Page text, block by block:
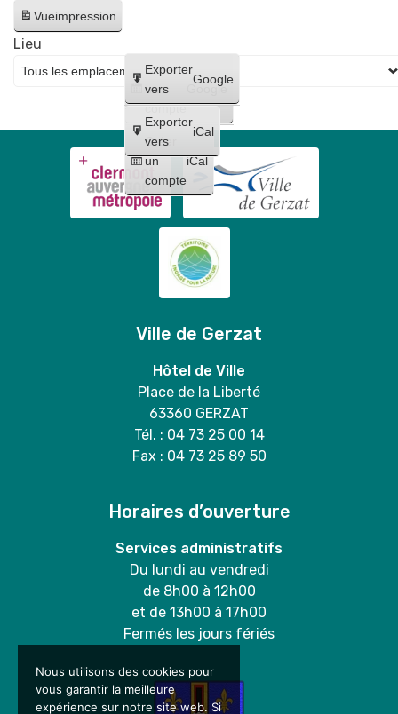
Vueimpression
Créer
un
compte
Google
Créer
un
compte
iCal
Exporter
vers
Google
Exporter
vers
iCal
Lieu
Ville de Gerzat
Hôtel de Ville
Place de la Liberté
63360 GERZAT
Tél. : 04 73 25 00 14
Fax : 04 73 25 89 50
Horaires d’ouverture
Services administratifs
Du lundi au vendredi
de 8h00 à 12h00
et de 13h00 à 17h00
Fermés les jours fériés
Nous utilisons des cookies pour
vous garantir la meilleure
expérience sur notre site web. Si